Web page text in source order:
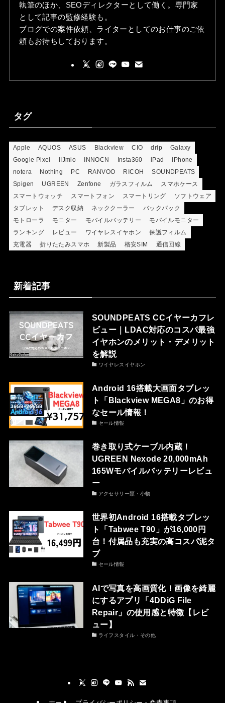
執筆のほか、SEOディレクターとして働く。専門家
として記事の監修経験も。
ブログでの案件依頼、ライターとしてのお仕事のご依
頼もお待ちしております。
タグ
Apple AQUOS ASUS Blackview CIO drip
Galaxy
Google Pixel
IIJmio INNOCN Insta360 iPad
iPhone
notera
Nothing PC RANVOO RICOH
SOUNDPEATS
Spigen
UGREEN Zenfone ガラスフィルム
スマホケース
スマートウォッチ
スマートフォン スマートリング
ソフトウェア
タブレット
デスク収納 ネッククーラー
バックパック
モトローラ
モニター モバイルバッテリー
モバイルモニター
ランキング
レビュー ワイヤレスイヤホン
保護フィルム
充電器
折りたたみスマホ 新製品 格安SIM 通信回線
新着記事
SOUNDPEATS CCイヤーカフレ
ビュー｜LDAC対応のコスパ最強
イヤホンのメリット・デメリット
を解説
ワイヤレスイヤホン
Android 16搭載大画面タブレッ
ト「Blackview MEGA8」のお得
なセール情報！
セール情報
巻き取り式ケーブル内蔵！
UGREEN Nexode 20,000mAh
165Wモバイルバッテリーレビュ
ー
アクセサリー類・小物
世界初Android 16搭載タブレッ
ト「Tabwee T90」が16,000円
台！付属品も充実の高コスパ泥タ
ブ
セール情報
AIで写真を高画質化！画像を綺麗
にするアプリ「4DDiG File
Repair」の使用感と特徴【レビ
ュー】
ライフスタイル・その他